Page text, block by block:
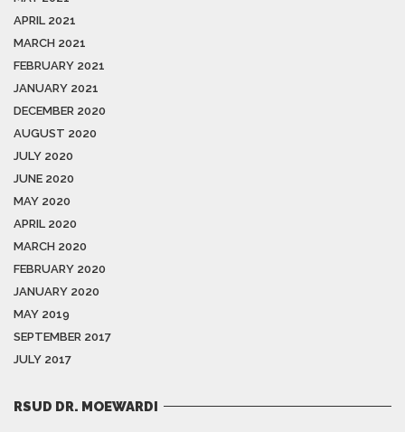
APRIL 2021
MARCH 2021
FEBRUARY 2021
JANUARY 2021
DECEMBER 2020
AUGUST 2020
JULY 2020
JUNE 2020
MAY 2020
APRIL 2020
MARCH 2020
FEBRUARY 2020
JANUARY 2020
MAY 2019
SEPTEMBER 2017
JULY 2017
RSUD DR. MOEWARDI